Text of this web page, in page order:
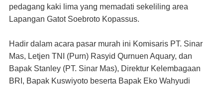
pedagang kaki lima yang memadati sekeliling area
Lapangan Gatot Soebroto Kopassus.
Hadir dalam acara pasar murah ini Komisaris PT. Sinar
Mas, Letjen TNI (Purn) Rasyid Qurnuen Aquary, dan
Bapak Stanley (PT. Sinar Mas), Direktur Kelembagaan
BRI, Bapak Kuswiyoto beserta Bapak Eko Wahyudi